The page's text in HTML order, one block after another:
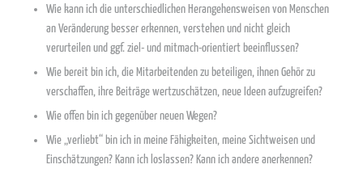
Wie kann ich die unterschiedlichen Herangehensweisen von Menschen
an Veränderung besser erkennen, verstehen und nicht gleich
verurteilen und ggf. ziel- und mitmach-orientiert beeinflussen?
Wie bereit bin ich, die Mitarbeitenden zu beteiligen, ihnen Gehör zu
verschaffen, ihre Beiträge wertzuschätzen, neue Ideen aufzugreifen?
Wie offen bin ich gegenüber neuen Wegen?
Wie „verliebt“ bin ich in meine Fähigkeiten, meine Sichtweisen und
Einschätzungen? Kann ich loslassen? Kann ich andere anerkennen?